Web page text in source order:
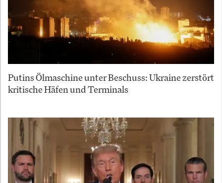
Putins Ölmaschine unter Beschuss: Ukraine zerstört
kritische Häfen und Terminals